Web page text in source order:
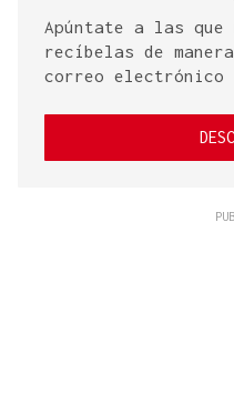
Apúntate a las
recíbelas de
correo electrónico